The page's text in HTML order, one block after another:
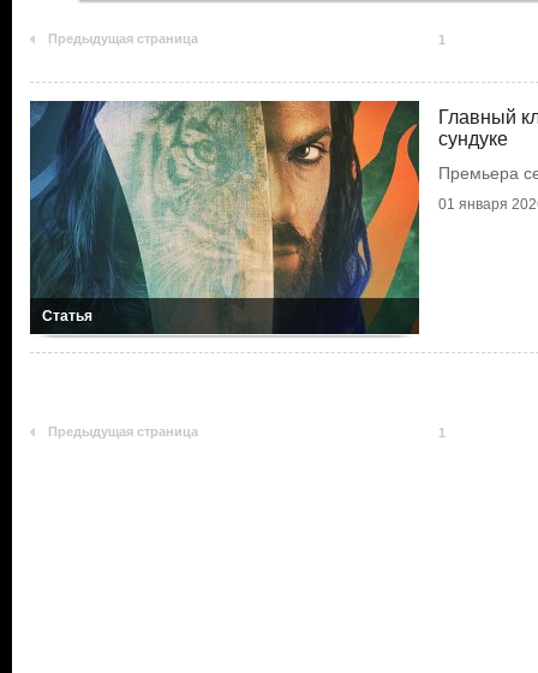
Предыдущая страница 1
Статья
Главный
сундуке
Премьера
01 января
Предыдущая страница 1